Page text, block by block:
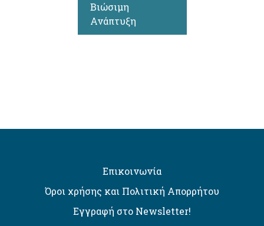
Βιώσιμη
Ανάπτυξη
Επικοινωνία
Όροι χρήσης και Πολιτική Απορρήτου
Εγγραφή στο Newsletter!